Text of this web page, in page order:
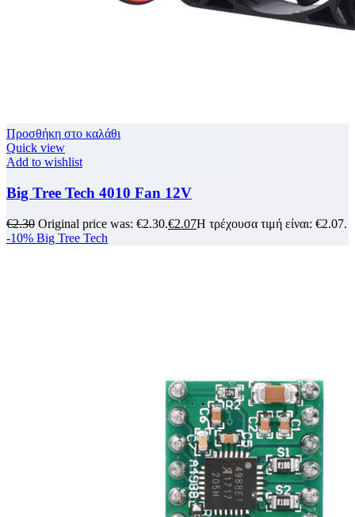
Προσθήκη στο καλάθι
Quick view
Add to wishlist
Big Tree Tech 4010 Fan 12V
€2.30 Original price was: €2.30.€2.07Η τρέχουσα τιμή είναι: €2.07.
-10% Big Tree Tech